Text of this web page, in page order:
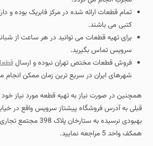
کتبی می باشند.
برای تهیه قطعات می توانید در هر ساعت از
سرویس تماس بگیرید.
فروش قطعات مختص تهران نبوده و ارسال
شهرهای ایران در سریع ترین زمان ممکن
همچنین در صورت نیاز به تهیه قطعه مورد نیاز
قبلی به آدرس فروشگاه پیشتاز سرویس واقع در
بهبودی نرسیده به ستارخان
همکف واحد 5 مراجعه نمایید.